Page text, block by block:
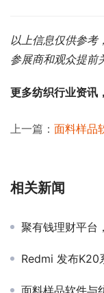
以上信息仅供参考
参展商和观众提前
更多纺织行业资讯
上一篇： 面料样品软
相关新闻
聚有钱理财平台
Redmi 发布K20
面料样品软件与纺